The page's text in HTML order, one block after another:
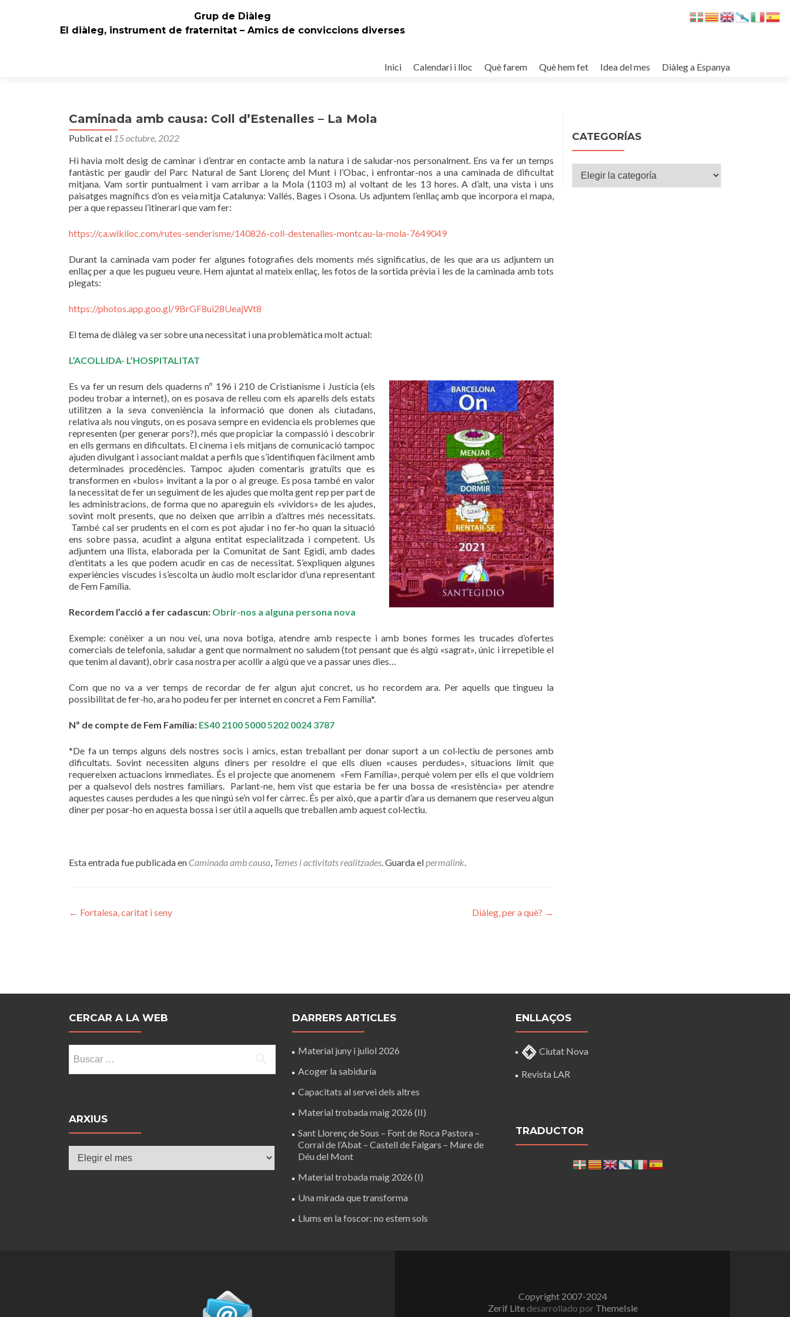
Grup de Diàleg
El diàleg, instrument de fraternitat – Amics de conviccions diverses
al
Inici Calendari i lloc Què farem Què hem fet Idea del mes Diàleg a Espanya
Caminada amb causa: Coll d’Estenalles – La Mola
Publicat el 15 octubre, 2022
Hi havia molt desig de caminar i d’entrar en contacte amb la natura i de saludar-nos personalment. Ens va fer un temps
fantàstic per gaudir del Parc Natural de Sant Llorenç del Munt i l’Obac, i enfrontar-nos a una caminada de dificultat
mitjana. Vam sortir puntualment i vam arribar a la Mola (1103 m) al voltant de les 13 hores. A d’alt, una vista i uns
paisatges magnífics d’on es veia mitja Catalunya: Vallés, Bages i Osona. Us adjuntem l’enllaç amb que incorpora el mapa,
per a que repasseu l’itinerari que vam fer:
https://ca.wikiloc.com/rutes-senderisme/140826-coll-destenalles-montcau-la-mola-7649049
Durant la caminada vam poder fer algunes fotografies dels moments més significatius, de les que ara us adjuntem un
enllaç per a que les pugueu veure. Hem ajuntat al mateix enllaç, les fotos de la sortida prèvia i les de la caminada amb tots
plegats:
https://photos.app.goo.gl/9BrGF8ui28UeajWt8
El tema de diàleg va ser sobre una necessitat i una problemàtica molt actual:
L’ACOLLIDA- L’HOSPITALITAT
Es va fer un resum dels quaderns nº 196 i 210 de Cristianisme i Justícia (els
podeu trobar a internet), on es posava de relleu com els aparells dels estats
utilitzen a la seva conveniència la informació que donen als ciutadans,
relativa als nou vinguts, on es posava sempre en evidencia els problemes que
representen (per generar pors?), més que propiciar la compassió i descobrir
en ells germans en dificultats. El cinema i els mitjans de comunicació tampoc
ajuden divulgant i associant maldat a perfils que s’identifiquen fàcilment amb
determinades procedències. Tampoc ajuden comentaris gratuïts que es
transformen en «bulos» invitant a la por o al greuge. Es posa també en valor
la necessitat de fer un seguiment de les ajudes que molta gent rep per part de
les administracions, de forma que no apareguin els «vividors» de les ajudes,
sovint molt presents, que no deixen que arribin a d’altres més necessitats.
També cal ser prudents en el com es pot ajudar i no fer-ho quan la situació
ens sobre passa, acudint a alguna entitat especialitzada i competent. Us
adjuntem una llista, elaborada per la Comunitat de Sant Egidi, amb dades
d’entitats a les que podem acudir en cas de necessitat. S’expliquen algunes
experiències viscudes i s’escolta un àudio molt esclaridor d’una representant
de Fem Família.
Recordem l’acció a fer cadascun: Obrir-nos a alguna persona nova
Exemple: conèixer a un nou veí, una nova botiga, atendre amb respecte i amb bones formes les trucades d’ofertes
comercials de telefonia, saludar a gent que normalment no saludem (tot pensant que és algú «sagrat», únic i irrepetible el
que tenim al davant), obrir casa nostra per acollir a algú que ve a passar unes dies…
Com que no va a ver temps de recordar de fer algun ajut concret, us ho recordem ara. Per aquells que tingueu la
possibilitat de fer-ho, ara ho podeu fer per internet en concret a Fem Família*.
Nº de compte de Fem Família: ES40 2100 5000 5202 0024 3787
*De fa un temps alguns dels nostres socis i amics, estan treballant per donar suport a un col·lectiu de persones amb
dificultats. Sovint necessiten alguns diners per resoldre el que ells diuen «causes perdudes», situacions límit que
requereixen actuacions immediates. És el projecte que anomenem «Fem Família», perquè volem per ells el que voldríem
per a qualsevol dels nostres familiars. Parlant-ne, hem vist que estaria be fer una bossa de «resistència» per atendre
aquestes causes perdudes a les que ningú se’n vol fer càrrec. És per això, que a partir d’ara us demanem que reserveu algun
diner per posar-ho en aquesta bossa i ser útil a aquells que treballen amb aquest col·lectiu.
Esta entrada fue publicada en Caminada amb causa, Temes i activitats realitzades. Guarda elpermalink.
Navegación
← Fortalesa, caritat i seny Diàleg, per a què? →
CATEGORÍAS
Categorías
CERCAR A LA WEB
ARXIUS
DARRERS ARTICLES
Material juny i juliol 2026
Acoger la sabiduría
Capacitats al servei dels altres
Material trobada maig 2026 (II)
Sant Llorenç de Sous – Font de Roca Pastora –
Corral de l’Abat – Castell de Falgars – Mare de
Déu del Mont
Material trobada maig 2026 (I)
Una mirada que transforma
Llums en la foscor: no estem sols
ENLLAÇOS
Ciutat Nova
Revista LAR
TRADUCTOR
Copyright 2007-2024
Zerif Lite desarrollado por ThemeIsle